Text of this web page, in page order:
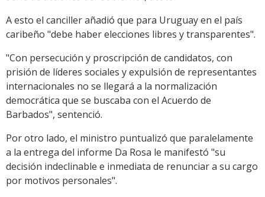
A esto el canciller añadió que para Uruguay en el país
caribeño "debe haber elecciones libres y transparentes".
"Con persecución y proscripción de candidatos, con
prisión de líderes sociales y expulsión de representantes
internacionales no se llegará a la normalización
democrática que se buscaba con el Acuerdo de
Barbados", sentenció.
Por otro lado, el ministro puntualizó que paralelamente
a la entrega del informe Da Rosa le manifestó "su
decisión indeclinable e inmediata de renunciar a su cargo
por motivos personales".